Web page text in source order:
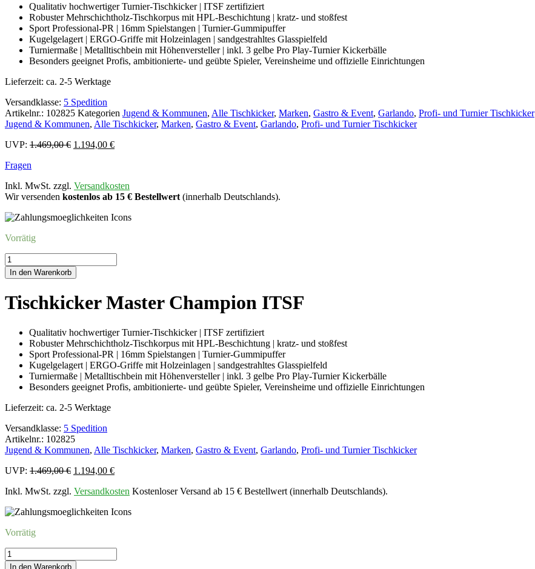
Qualitativ hochwertiger Turnier-Tischkicker | ITSF zertifiziert
Robuster Mehrschichtholz-Tischkorpus mit HPL-Beschichtung | kratz- und stoßfest
Sport Professional-PR | 16mm Spielstangen | Turnier-Gummipuffer
Kugelgelagert | ERGO-Griffe mit Holzeinlagen | sandgestrahltes Glasspielfeld
Turniermaße | Metalltischbein mit Höhenversteller | inkl. 3 gelbe Pro Play-Turnier Kickerbälle
Besonders geeignet Profis, ambitionierte- und geübte Spieler, Vereinsheime und offizielle Einrichtungen
Lieferzeit: ca. 2-5 Werktage
Versandklasse: 5 Spedition
Artikelnr.: 102825 Kategorien Jugend & Kommunen, Alle Tischkicker, Marken, Gastro & Event, Garlando, Profi- und Turnier Tischkicker
Jugend & Kommunen, Alle Tischkicker, Marken, Gastro & Event, Garlando, Profi- und Turnier Tischkicker
UVP: 1.469,00€ Ursprünglicher
1.194,00 €Aktueller
Fragen
Inkl. MwSt. zzgl. Versandkosten
Wir versenden kostenlos ab 15 € Bestellwert (innerhalb Deutschlands).
Vorrätig
Tischkicker
Master
Champion
Menge
In den Warenkorb
Tischkicker Master Champion ITSF
Qualitativ hochwertiger Turnier-Tischkicker | ITSF zertifiziert
Robuster Mehrschichtholz-Tischkorpus mit HPL-Beschichtung | kratz- und stoßfest
Sport Professional-PR | 16mm Spielstangen | Turnier-Gummipuffer
Kugelgelagert | ERGO-Griffe mit Holzeinlagen | sandgestrahltes Glasspielfeld
Turniermaße | Metalltischbein mit Höhenversteller | inkl. 3 gelbe Pro Play-Turnier Kickerbälle
Besonders geeignet Profis, ambitionierte- und geübte Spieler, Vereinsheime und offizielle Einrichtungen
Lieferzeit: ca. 2-5 Werktage
Versandklasse: 5 Spedition
Artikelnr.: 102825
Jugend & Kommunen, Alle Tischkicker, Marken, Gastro & Event, Garlando, Profi- und Turnier Tischkicker
UVP: 1.469,00€ Ursprünglicher
war:
1.194,00 €Aktueller
ist:
Inkl. MwSt. zzgl. Versandkosten Kostenloser Versand ab 15 € Bestellwert (innerhalb Deutschlands).
Vorrätig
Tischkicker
Master
In den Warenkorb